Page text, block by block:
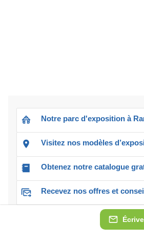
Notre parc d'exposition à
Visitez nos modèles
Obtenez notre catalogue
Recevez nos offres et